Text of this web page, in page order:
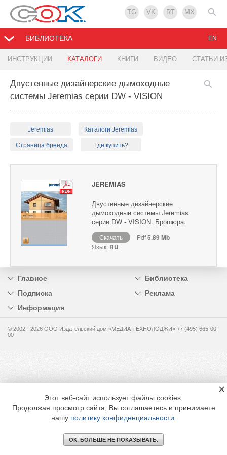
TG VK RT MX
БИБЛИОТЕКА
ИНСТРУКЦИИ КАТАЛОГИ КНИГИ ВИДЕО СТАТЬИ
EN
Двустенные дизайнерские дымоходные
системы Jeremias серии DW - VISION
Jeremias Каталоги Jeremias
Страница бренда Где купить?
JEREMIAS
Двустенные дизайнерские
дымоходные системы Jeremias
серии DW - VISION. Брошюра.
Скачать Pdf5.89 Mb
Язык: RU
Главное
Библиотека
Подписка
Реклама
Информация
© 2002 - 2026 OOO Издательский дом «МЕДИА ТЕХНОЛОДЖИ» +7 (495) 665-00-
00
Этот веб-сайт использует файлы cookies.
Продолжая просмотр сайта, Вы соглашаетесь и принимаете
нашу политику конфиденциальности
ОК. БОЛЬШЕ НЕ ПОКАЗЫВАТЬ.
×